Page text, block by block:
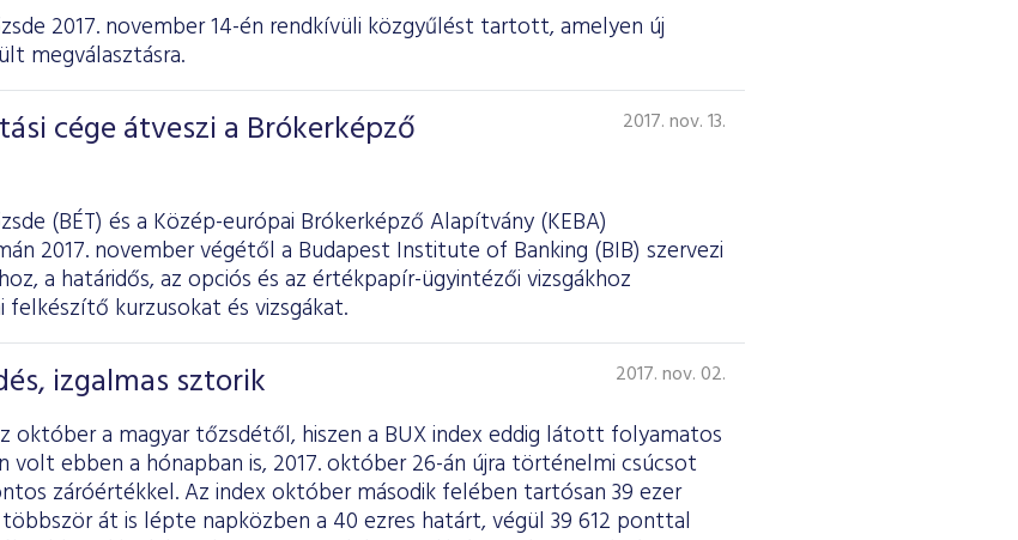
2017. november 14-én rendkívüli közgyűlést tartott, amelyen új
megválasztásra.
cége átveszi a Brókerképző
2017. nov. 13.
(BÉT) és a Közép-európai Brókerképző Alapítvány (KEBA)
2017. november végétől a Budapest Institute of Banking (BIB) szervezi
a határidős, az opciós és az értékpapír-ügyintézői vizsgákhoz
kurzusokat és vizsgákat.
izgalmas sztorik 2017. nov. 02.
október a magyar tőzsdétől, hiszen a BUX index eddig látott folyamatos
ebben a hónapban is, 2017. október 26-án újra történelmi csúcsot
záróértékkel. Az index október második felében tartósan 39 ezer
át is lépte napközben a 40 ezres határt, végül 39 612 ponttal